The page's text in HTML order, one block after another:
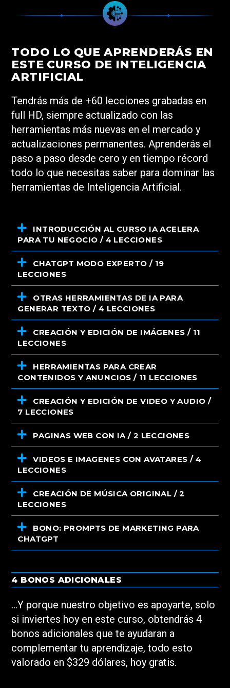
TODO LO QUE APRENDERÁS EN
ESTE CURSO DE INTELIGENCIA
ARTIFICIAL
Tendrás más de +60 lecciones grabadas en
full HD, siempre actualizado con las
herramientas más nuevas en el mercado y
actualizaciones permanentes. Aprenderás el
paso a paso desde cero y en tiempo récord
todo lo que necesitas saber para dominar las
herramientas de Inteligencia Artificial.
INTRODUCCIÓN AL CURSO IA ACELERA
PARA TU NEGOCIO / 4 LECCIONES
CHATGPT MODO EXPERTO / 19
LECCIONES
OTRAS HERRAMIENTAS DE IA PARA
GENERAR TEXTO / 4 LECCIONES
CREACIÓN Y EDICIÓN DE IMÁGENES / 11
LECCIONES
HERRAMIENTAS PARA CREAR
CONTENIDOS Y ANUNCIOS / 11 LECCIONES
CREACIÓN Y EDICIÓN DE VIDEO Y AUDIO /
7 LECCIONES
PAGINAS WEB CON IA / 2 LECCIONES
VIDEOS E IMAGENES CON AVATARES / 4
LECCIONES
CREACIÓN DE MÚSICA ORIGINAL / 2
LECCIONES
BONO: PROMPTS DE MARKETING PARA
CHATGPT
4 BONOS ADICIONALES
…Y porque nuestro objetivo es apoyarte, solo
si inviertes hoy en este curso, obtendrás 4
bonos adicionales que te ayudaran a
complementar tu aprendizaje, todo esto
valorado en $329 dólares, hoy gratis.